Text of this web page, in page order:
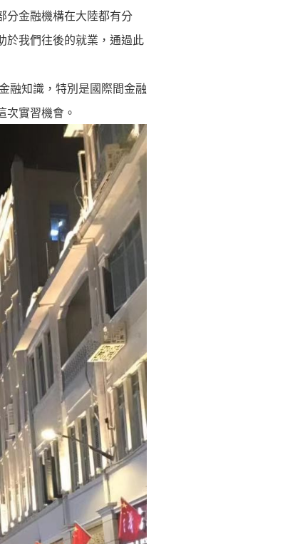
分金融機構在大陸都有分
於我們往後的就業，通過此
融知識，特別是國際間金融
實習機會。